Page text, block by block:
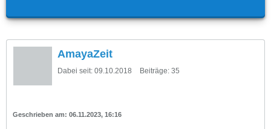
AmayaZeit
Dabei seit: 09.10.2018 Beiträge: 35
06.11.2023, 16:16